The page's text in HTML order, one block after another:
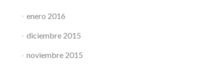
enero 2016
diciembre 2015
noviembre 2015